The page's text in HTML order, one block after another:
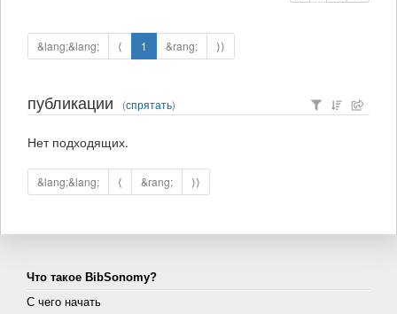
&lang;&lang; ⟨ 1 &rang; ⟩⟩
публикации (спрятать)
Нет подходящих.
&lang;&lang; ⟨ &rang; ⟩⟩
Что такое BibSonomy?
С чего начать